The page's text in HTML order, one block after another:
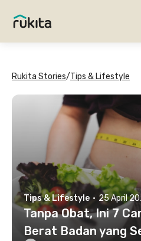
Rukita Stories/Tips & Lifestyle
Tips & Lifestyle · 25 April
Tanpa Obat, Ini 7
Berat Badan yang